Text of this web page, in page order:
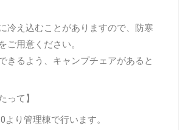
冷え込むことがありますので、防寒
ご用意ください。
きるよう、キャンプチェアがあると
って】
より管理棟で行います。